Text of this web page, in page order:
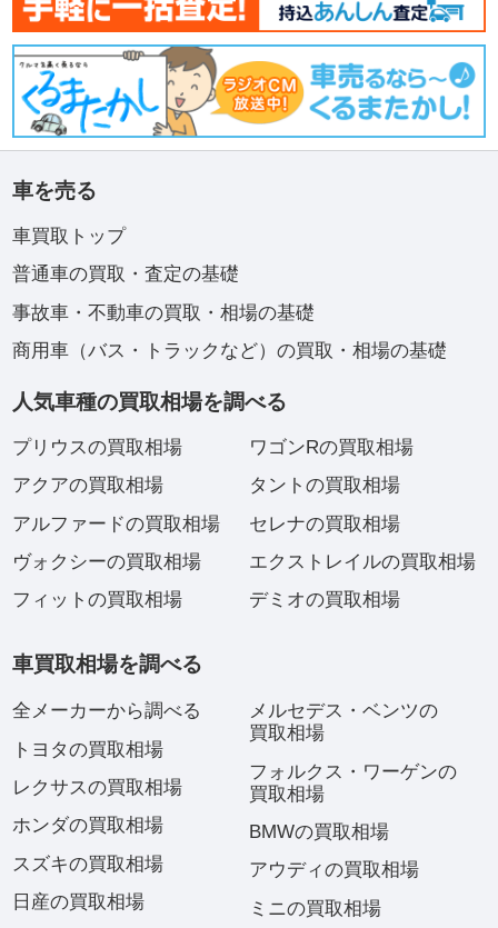
車を売る
車買取トップ
普通車の買取・査定の基礎
事故車・不動車の買取・相場の基礎
商用車（バス・トラックなど）の買取・相場の基礎
人気車種の買取相場を調べる
プリウスの買取相場
アクアの買取相場
アルファードの買取相場
ヴォクシーの買取相場
フィットの買取相場
ワゴンRの買取相場
タントの買取相場
セレナの買取相場
エクストレイルの買取相場
デミオの買取相場
車買取相場を調べる
全メーカーから調べる
トヨタの買取相場
レクサスの買取相場
ホンダの買取相場
スズキの買取相場
日産の買取相場
メルセデス・ベンツの
買取相場
フォルクス・ワーゲンの
買取相場
BMWの買取相場
アウディの買取相場
ミニの買取相場